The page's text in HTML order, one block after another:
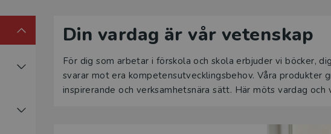
Din vardag är vår vetenskap
För dig som arbetar i förskola och skola erbjuder vi böcker,
svarar mot era kompetensutvecklingsbehov. Våra produkter
inspirerande och verksamhetsnära sätt. Här möts vardag och